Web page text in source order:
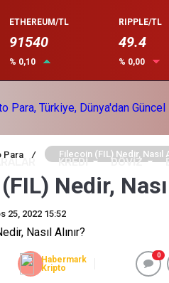
ETHEREUM/TL
91540
% 0,10
RIPPLE/TL
49.4
% 0,00
KREDİ DÖVİZ
Para / Filecoin (FIL) Nedir, Nasıl
Nedir,
25, 2022 15:52
Habermark
Kripto
0